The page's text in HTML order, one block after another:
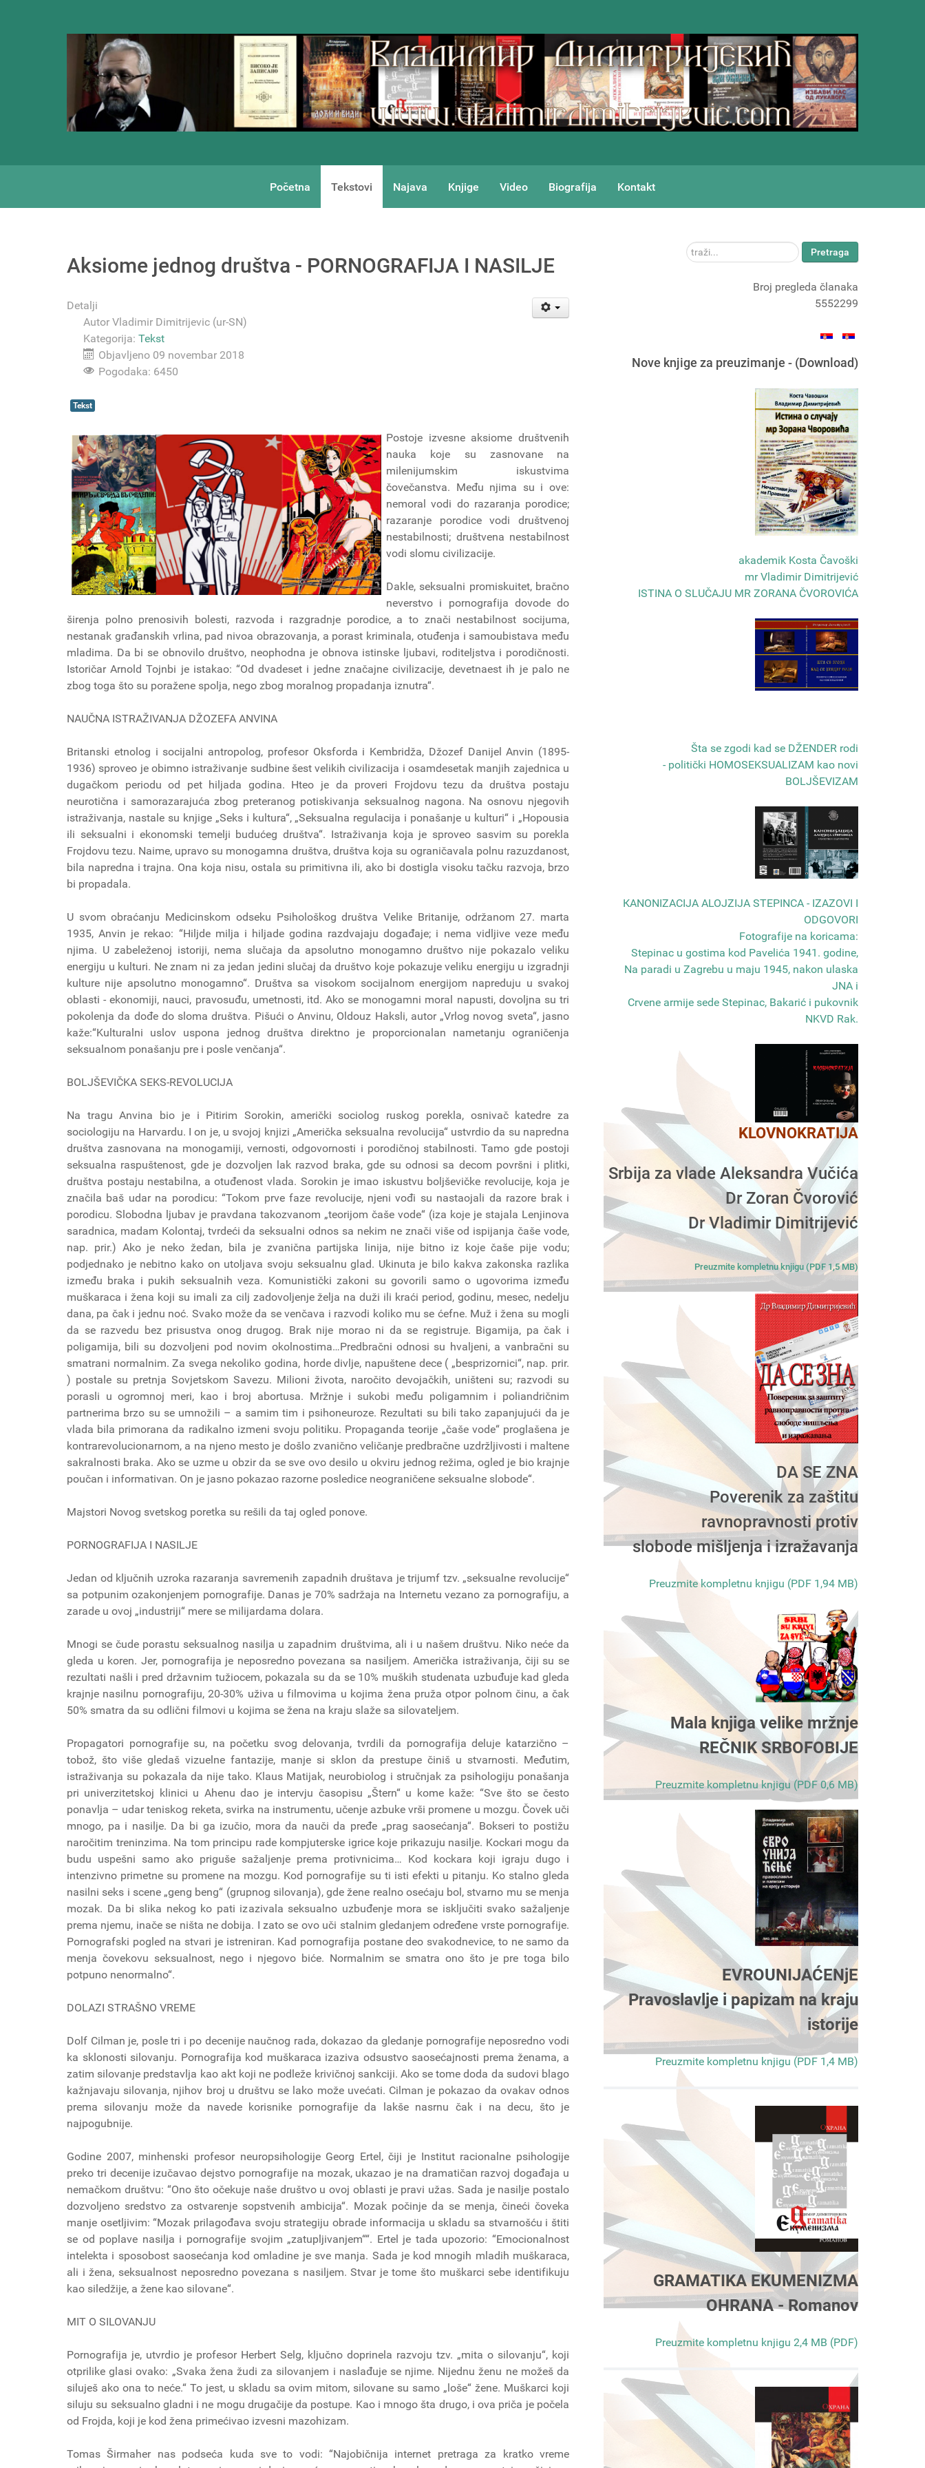
Početna Tekstovi Najava Knjige Video Biografija Kontakt
Aksiome jednog društva - PORNOGRAFIJA I NASILJE
Detalji
Autor Vladimir Dimitrijevic (ur-SN)
Kategorija: Tekst
Objavljeno 09 novembar 2018
Pogodaka: 6450
Tekst
Postoje izvesne aksiome društvenih
nauka koje su zasnovane na
milenijumskim iskustvima
čovečanstva. Među njima su i ove:
nemoral vodi do razaranja porodice;
razaranje porodice vodi društvenoj
nestabilnosti; društvena nestabilnost
vodi slomu civilizacije.
Dakle, seksualni promiskuitet, bračno
neverstvo i pornografija dovode do
širenja polno prenosivih bolesti, razvoda i razgradnje porodice, a to znači nestabilnost socijuma,
nestanak građanskih vrlina, pad nivoa obrazovanja, a porast kriminala, otuđenja i samoubistava među
mladima. Da bi se obnovilo društvo, neophodna je obnova istinske ljubavi, roditeljstva i porodičnosti.
Istoričar Arnold Tojnbi je istakao: “Od dvadeset i jedne značajne civilizacije, devetnaest ih je palo ne
zbog toga što su poražene spolja, nego zbog moralnog propadanja iznutra“.
NAUČNA ISTRAŽIVANJA DŽOZEFA ANVINA
Britanski etnolog i socijalni antropolog, profesor Oksforda i Kembridža, Džozef Danijel Anvin (1895-
1936) sproveo je obimno istraživanje sudbine šest velikih civilizacija i osamdesetak manjih zajednica u
dugačkom periodu od pet hiljada godina. Hteo je da proveri Frojdovu tezu da društva postaju
neurotična i samorazarajuća zbog preteranog potiskivanja seksualnog nagona. Na osnovu njegovih
istraživanja, nastale su knjige „Seks i kultura“, „Seksualna regulacija i ponašanje u kulturi“ i „Hopousia
ili seksualni i ekonomski temelji budućeg društva“. Istraživanja koja je sproveo sasvim su porekla
Frojdovu tezu. Naime, upravo su monogamna društva, društva koja su ograničavala polnu razuzdanost,
bila napredna i trajna. Ona koja nisu, ostala su primitivna ili, ako bi dostigla visoku tačku razvoja, brzo
bi propadala.
U svom obraćanju Medicinskom odseku Psihološkog društva Velike Britanije, održanom 27. marta
1935, Anvin je rekao: “Hiljde milja i hiljade godina razdvajaju događaje; i nema vidljive veze među
njima. U zabeleženoj istoriji, nema slučaja da apsolutno monogamno društvo nije pokazalo veliku
energiju u kulturi. Ne znam ni za jedan jedini slučaj da društvo koje pokazuje veliku energiju u izgradnji
kulture nije apsolutno monogamno“. Društva sa visokom socijalnom energijom napreduju u svakoj
oblasti - ekonomiji, nauci, pravosuđu, umetnosti, itd. Ako se monogamni moral napusti, dovoljna su tri
pokolenja da dođe do sloma društva. Pišući o Anvinu, Oldouz Haksli, autor „Vrlog novog sveta“, jasno
kaže:“Kulturalni uslov uspona jednog društva direktno je proporcionalan nametanju ograničenja
seksualnom ponašanju pre i posle venčanja“.
BOLJŠEVIČKA SEKS-REVOLUCIJA
Na tragu Anvina bio je i Pitirim Sorokin, američki sociolog ruskog porekla, osnivač katedre za
sociologiju na Harvardu. I on je, u svojoj knjizi „Američka seksualna revolucija“ ustvrdio da su napredna
društva zasnovana na monogamiji, vernosti, odgovornosti i porodičnoj stabilnosti. Tamo gde postoji
seksualna raspuštenost, gde je dozvoljen lak razvod braka, gde su odnosi sa decom površni i plitki,
društva postaju nestabilna, a otuđenost vlada. Sorokin je imao iskustvu boljševičke revolucije, koja je
značila baš udar na porodicu: “Tokom prve faze revolucije, njeni vođi su nastaojali da razore brak i
porodicu. Slobodna ljubav je pravdana takozvanom „teorijom čaše vode“ (iza koje je stajala Lenjinova
saradnica, madam Kolontaj, tvrdeći da seksualni odnos sa nekim ne znači više od ispijanja čaše vode,
nap. prir.) Ako je neko žedan, bila je zvanična partijska linija, nije bitno iz koje čaše pije vodu;
podjednako je nebitno kako on utoljava svoju seksualnu glad. Ukinuta je bilo kakva zakonska razlika
između braka i pukih seksualnih veza. Komunistički zakoni su govorili samo o ugovorima između
muškaraca i žena koji su imali za cilj zadovoljenje želja na duži ili kraći period, godinu, mesec, nedelju
dana, pa čak i jednu noć. Svako može da se venčava i razvodi koliko mu se ćefne. Muž i žena su mogli
da se razvedu bez prisustva onog drugog. Brak nije morao ni da se registruje. Bigamija, pa čak i
poligamija, bili su dozvoljeni pod novim okolnostima…Predbračni odnosi su hvaljeni, a vanbračni su
smatrani normalnim. Za svega nekoliko godina, horde divlje, napuštene dece ( „besprizornici“, nap. prir.
) postale su pretnja Sovjetskom Savezu. Milioni života, naročito devojačkih, uništeni su; razvodi su
porasli u ogromnoj meri, kao i broj abortusa. Mržnje i sukobi među poligamnim i poliandričnim
partnerima brzo su se umnožili – a samim tim i psihoneuroze. Rezultati su bili tako zapanjujući da je
vlada bila primorana da radikalno izmeni svoju politiku. Propaganda teorije „čaše vode“ proglašena je
kontrarevolucionarnom, a na njeno mesto je došlo zvanično veličanje predbračne uzdržljivosti i maltene
sakralnosti braka. Ako se uzme u obzir da se sve ovo desilo u okviru jednog režima, ogled je bio krajnje
poučan i informativan. On je jasno pokazao razorne posledice neograničene seksualne slobode“.
Majstori Novog svetskog poretka su rešili da taj ogled ponove.
PORNOGRAFIJA I NASILJE
Jedan od ključnih uzroka razaranja savremenih zapadnih društava je trijumf tzv. „seksualne revolucije“
sa potpunim ozakonjenjem pornografije. Danas je 70% sadržaja na Internetu vezano za pornografiju, a
zarade u ovoj „industriji“ mere se milijardama dolara.
Mnogi se čude porastu seksualnog nasilja u zapadnim društvima, ali i u našem društvu. Niko neće da
gleda u koren. Jer, pornografija je neposredno povezana sa nasiljem. Američka istraživanja, čiji su se
rezultati našli i pred državnim tužiocem, pokazala su da se 10% muških studenata uzbuđuje kad gleda
krajnje nasilnu pornografiju, 20-30% uživa u filmovima u kojima žena pruža otpor polnom činu, a čak
50% smatra da su odlični filmovi u kojima se žena na kraju slaže sa silovateljem.
Propagatori pornografije su, na početku svog delovanja, tvrdili da pornografija deluje katarzično –
tobož, što više gledaš vizuelne fantazije, manje si sklon da prestupe činiš u stvarnosti. Međutim,
istraživanja su pokazala da nije tako. Klaus Matijak, neurobiolog i stručnjak za psihologiju ponašanja
pri univerzitetskoj klinici u Ahenu dao je intervju časopisu „Štern“ u kome kaže: “Sve što se često
ponavlja – udar teniskog reketa, svirka na instrumentu, učenje azbuke vrši promene u mozgu. Čovek uči
mnogo, pa i nasilje. Da bi ga izučio, mora da nauči da pređe „prag saosećanja“. Bokseri to postižu
naročitim treninzima. Na tom principu rade kompjuterske igrice koje prikazuju nasilje. Kockari mogu da
budu uspešni samo ako priguše sažaljenje prema protivnicima… Kod kockara koji igraju dugo i
intenzivno primetne su promene na mozgu. Kod pornografije su ti isti efekti u pitanju. Ko stalno gleda
nasilni seks i scene „geng beng“ (grupnog silovanja), gde žene realno osećaju bol, stvarno mu se menja
mozak. Da bi slika nekog ko pati izazivala seksualno uzbuđenje mora se isključiti svako sažaljenje
prema njemu, inače se ništa ne dobija. I zato se ovo uči stalnim gledanjem određene vrste pornografije.
Pornografski pogled na stvari je istreniran. Kad pornografija postane deo svakodnevice, to ne samo da
menja čovekovu seksualnost, nego i njegovo biće. Normalnim se smatra ono što je pre toga bilo
potpuno nenormalno“.
DOLAZI STRAŠNO VREME
Dolf Cilman je, posle tri i po decenije naučnog rada, dokazao da gledanje pornografije neposredno vodi
ka sklonosti silovanju. Pornografija kod muškaraca izaziva odsustvo saosećajnosti prema ženama, a
zatim silovanje predstavlja kao akt koji ne podleže krivičnoj sankciji. Ako se tome doda da sudovi blago
kažnjavaju silovanja, njihov broj u društvu se lako može uvećati. Cilman je pokazao da ovakav odnos
prema silovanju može da navede korisnike pornografije da lakše nasrnu čak i na decu, što je
najpogubnije.
Godine 2007, minhenski profesor neuropsihologije Georg Ertel, čiji je Institut racionalne psihologije
preko tri decenije izučavao dejstvo pornografije na mozak, ukazao je na dramatičan razvoj događaja u
nemačkom društvu: “Ono što očekuje naše društvo u ovoj oblasti je pravi užas. Sada je nasilje postalo
dozvoljeno sredstvo za ostvarenje sopstvenih ambicija“. Mozak počinje da se menja, čineći čoveka
manje osetljivim: “Mozak prilagođava svoju strategiju obrade informacija u skladu sa stvarnošću i štiti
se od poplave nasilja i pornografije svojim „zatupljivanjem““. Ertel je tada upozorio: “Emocionalnost
intelekta i sposobost saosećanja kod omladine je sve manja. Sada je kod mnogih mladih muškaraca,
ali i žena, seksualnost neposredno povezana s nasiljem. Stvar je tome što muškarci sebe identifikuju
kao siledžije, a žene kao silovane“.
MIT O SILOVANJU
Pornografija je, utvrdio je profesor Herbert Selg, ključno doprinela razvoju tzv. „mita o silovanju“, koji
otprilike glasi ovako: „Svaka žena žudi za silovanjem i naslađuje se njime. Nijednu ženu ne možeš da
siluješ ako ona to neće.“ To jest, u skladu sa ovim mitom, silovane su samo „loše“ žene. Muškarci koji
siluju su seksualno gladni i ne mogu drugačije da postupe. Kao i mnogo šta drugo, i ova priča je počela
od Frojda, koji je kod žena primećivao izvesni mazohizam.
Tomas Širmaher nas podseća kuda sve to vodi: “Najobičnija internet pretraga za kratko vreme
traži... Pretraga
Broj pregleda članaka
5552299
Nove knjige za preuzimanje - (Download)
akademik Kosta Čavoški
mr Vladimir Dimitrijević
ISTINA O SLUČAJU MR ZORANA ČVOROVIĆA
Šta se zgodi kad se DŽENDER rodi
- politički HOMOSEKSUALIZAM kao novi
BOLJŠEVIZAM
КANONIZACIJA ALOJZIJA STEPINCA - IZAZOVI I
ODGOVORI
Fotografije na koricama:
Stepinac u gostima kod Pavelića 1941. godine,
Na paradi u Zagrebu u maju 1945, nakon ulaska
JNA i
Crvene armije sede Stepinac, Bakarić i pukovnik
NKVD Rak.
KLOVNOKRATIJA
Srbija za vlade Aleksandra Vučića
Dr Zoran Čvorović
Dr Vladimir Dimitrijević
Preuzmite kompletnu knjigu (PDF 1,5 MB)
DA SE ZNA
Poverenik za zaštitu
ravnopravnosti protiv
slobode mišljenja i izražavanja
Preuzmite kompletnu knjigu (PDF 1,94 MB)
Mala knjiga velike mržnje
REČNIK SRBOFOBIJE
Preuzmite kompletnu knjigu (PDF 0,6 MB)
EVROUNIJAĆENjE
Pravoslavlje i papizam na kraju
istorije
Preuzmite kompletnu knjigu (PDF 1,4 MB)
GRAMATIKA EKUMENIZMA
OHRANA - Romanov
Preuzmite kompletnu knjigu 2,4 MB (PDF)